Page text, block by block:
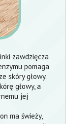
zawdzięcza
pomaga
skóry głowy.
głowy, a
jej
ma świeży,